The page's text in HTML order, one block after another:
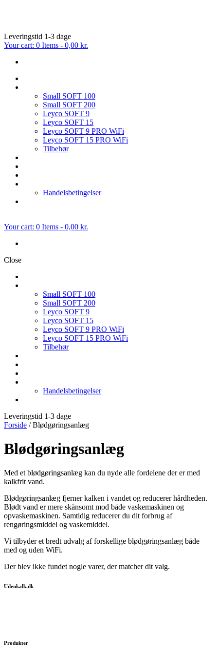
Leveringstid 1-3 dage
Your cart: 0 Items - 0,00 kr.
Small SOFT 100
Small SOFT 200
Leyco SOFT 9
Leyco SOFT 15
Leyco SOFT 9 PRO WiFi
Leyco SOFT 15 PRO WiFi
Tilbehør
Handelsbetingelser
Your cart: 0 Items - 0,00 kr.
Close
Small SOFT 100
Small SOFT 200
Leyco SOFT 9
Leyco SOFT 15
Leyco SOFT 9 PRO WiFi
Leyco SOFT 15 PRO WiFi
Tilbehør
Handelsbetingelser
Leveringstid 1-3 dage
Forside / Blødgøringsanlæg
Blødgøringsanlæg
Med et blødgøringsanlæg kan du nyde alle fordelene der er med
kalkfrit vand.
Blødgøringsanlæg fjerner kalken i vandet og reducerer hårdheden.
Blødt vand er mere skånsomt mod både vaskemaskinen og
opvaskemaskinen. Samtidig reducerer du dit forbrug af
rengøringsmiddel og vaskemiddel.
Vi tilbyder et bredt udvalg af forskellige blødgøringsanlæg både
med og uden WiFi.
Der blev ikke fundet nogle varer, der matcher dit valg.
Udenkalk.dk
Produkter